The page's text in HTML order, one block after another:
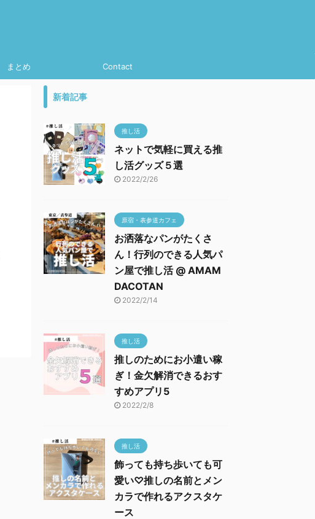
まとめ Contact
新着記事
推し活
ネットで気軽に買える推
し活グッズ５選
2022/2/26
原宿・表参道カフェ
お洒落なパンがたくさ
ん！行列のできる人気パ
ン屋で推し活 @ AMAM
DACOTAN
2022/2/14
推し活
推しのためにお小遣い稼
ぎ！金欠解消できるおす
すめアプリ5
2022/2/8
推し活
飾っても持ち歩いても可
愛い♡推しの名前とメン
カラで作れるアクスタケ
ース